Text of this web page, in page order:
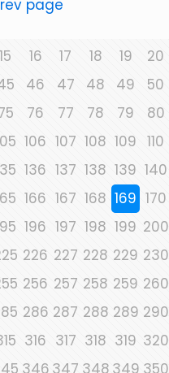
page
15 16 17 18 19 20
46 47 48 49 50
76 77 78 79 80
106 107 108 109 110
136 137 138 139 140
166 167 168 169 170
196 197 198 199 200
226 227 228 229 230
256 257 258 259 260
286 287 288 289 290
316 317 318 319 320